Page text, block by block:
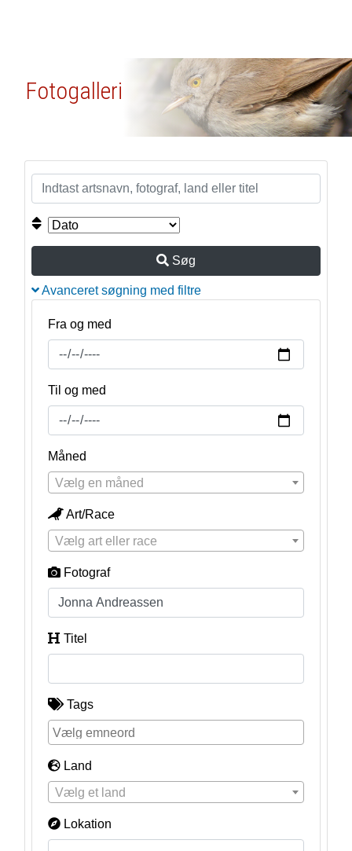
Fotogalleri
Søg
Avanceret søgning med filtre
Fra og med
Til og med
Måned
Vælg en måned
Art/Race
Vælg art eller race
Fotograf
Titel
Tags
Land
Vælg et land
Lokation